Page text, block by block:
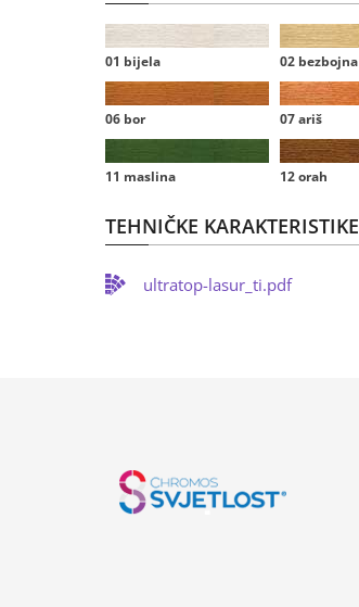
01 bijela 02 bezbojna
06 bor 07 ariš
11 maslina 12 orah
TEHNIČKE KARAKTERISTIKE
ultratop-lasur_ti.pdf